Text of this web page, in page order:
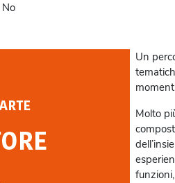
No
Un
Molto